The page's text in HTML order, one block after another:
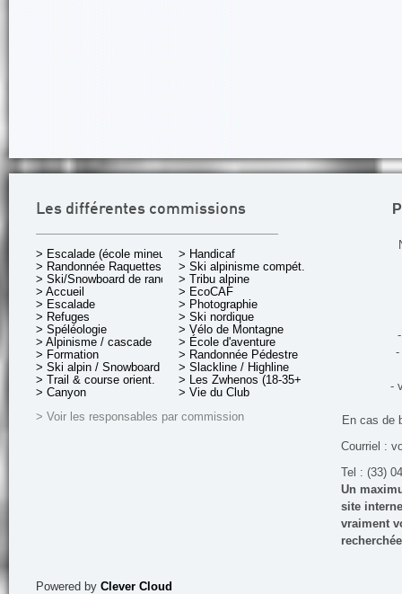
Les différentes commissions
> Escalade (école mineurs)
> Randonnée Raquettes
> Ski/Snowboard de rando.
> Accueil
> Escalade
> Refuges
> Spéléologie
> Alpinisme / cascade
> Formation
> Ski alpin / Snowboard
> Trail & course orient.
> Canyon
> Handicaf
> Ski alpinisme compét.
> Tribu alpine
> EcoCAF
> Photographie
> Ski nordique
> Vélo de Montagne
> École d'aventure
> Randonnée Pédestre
> Slackline / Highline
> Les Zwhenos (18-35+ ans)
> Vie du Club
> Voir les responsables par commission
-
-
En cas de
Courriel :
Tel : (33)
Un
site
vraiment
Powered by Clever Cloud